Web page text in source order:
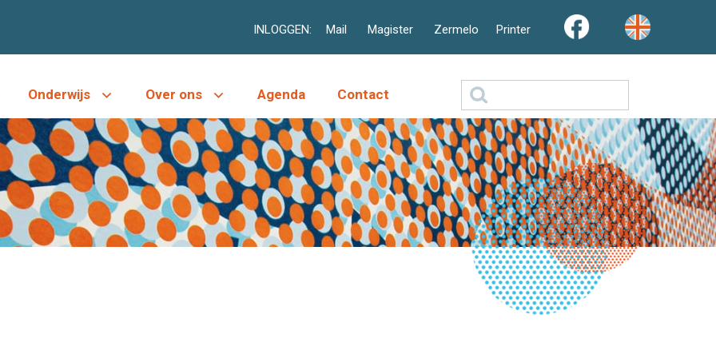
INLOGGEN: Mail Magister Zermelo Printer
Onderwijs Over ons Agenda Contact
naar: